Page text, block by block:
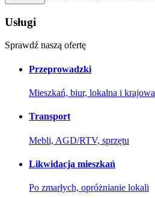
Usługi
Sprawdź naszą ofertę
Przeprowadzki
Mieszkań, biur, lokalna i krajowa
Transport
Mebli, AGD/RTV, sprzętu
Likwidacja mieszkań
Po zmarłych, opróżnianie lokali